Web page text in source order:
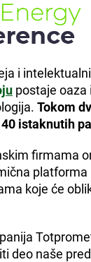
i
postaje oaza
Tokom
istaknutih
firmama
koje će
deo naše